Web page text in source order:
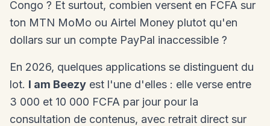
Congo ? Et surtout, combien versent en FCFA sur
ton MTN MoMo ou Airtel Money plutot qu'en
dollars sur un compte PayPal inaccessible ?
En 2026, quelques applications se distinguent du
lot. I am Beezy est l'une d'elles : elle verse entre
3 000 et 10 000 FCFA par jour pour la
consultation de contenus, avec retrait direct sur